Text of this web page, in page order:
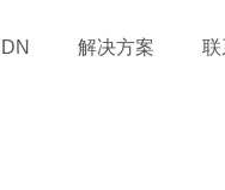
解决方案 联